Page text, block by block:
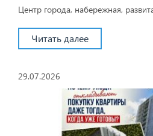
Центр города, набережная,
Читать далее
29.07.2026